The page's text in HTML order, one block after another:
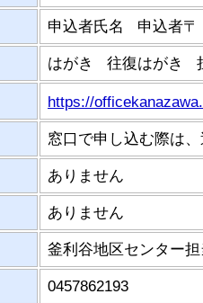
申込者氏名 申込者
はがき 往復はがき
https://
窓口で申し込む際は
ありません
ありません
釜利谷地区センター
0457862193